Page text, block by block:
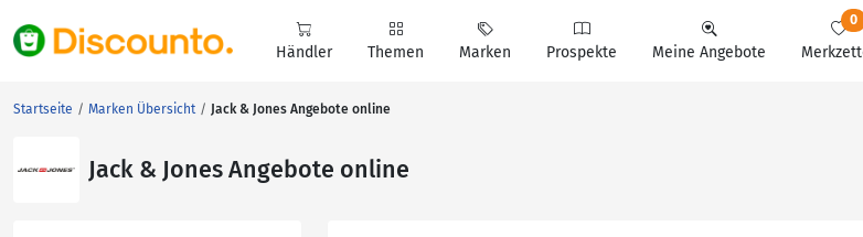
Händler Themen Marken Prospekte Meine Angebote
0
Startseite Marken Übersicht Jack & Jones Angebote online
Jack & Jones Angebote online